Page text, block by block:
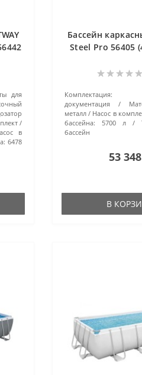
для
в
6478
Бассейн
Steel Pro 56405
Комплектация:
документация
металл
Насос в
бассейна:
5700 л
бассейн
53
В